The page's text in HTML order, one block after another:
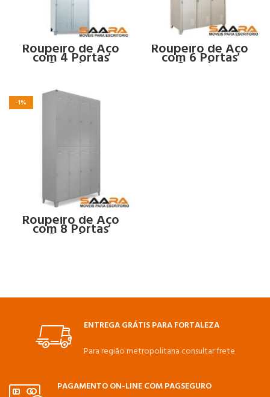
Roupeiro de Aço
com 4 Portas
Grandes
Roupeiro de Aço
com 6 Portas
Grandes
-1%
Roupeiro de Aço
com 8 Portas
Grandes
ENTREGA GRÁTIS PARA FORTALEZA
Para região metropolitana consultar frete
PAGAMENTO ON-LINE COM PAGSEGURO